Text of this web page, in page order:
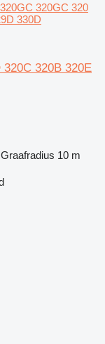
320GC 320
330D
320B 320E
Graafradius 10 m